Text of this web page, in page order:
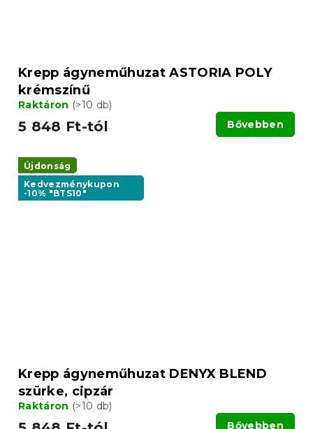
Krepp ágyneműhuzat ASTORIA POLY
krémszínű
Raktáron (>10 db)
5 848 Ft-tól Bővebben
Újdonság
Kedvezménykupon
-10% "BTS10"
Krepp ágyneműhuzat DENYX BLEND
szürke, cipzár
Raktáron (>10 db)
Bővebben